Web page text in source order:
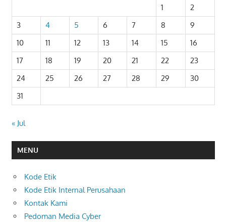
1
2
3
4 5 6 7 8
9
10
11 12 13 14 15
16
17
18 19 20 21 22
23
24
25 26 27 28 29
30
31
« Jul
MENU
Kode Etik
Kode Etik Internal Perusahaan
Kontak Kami
Pedoman Media Cyber